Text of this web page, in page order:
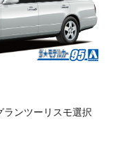
ンツーリスモ選択